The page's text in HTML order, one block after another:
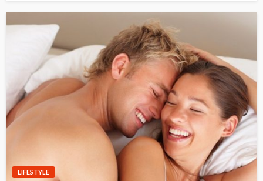
LIFESTYLE